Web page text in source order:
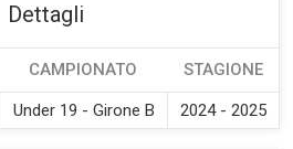
Dettagli
CAMPIONATO STAGIONE
Under 19 - Girone B 2024 - 2025